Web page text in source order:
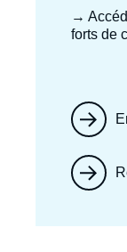
→
forts de